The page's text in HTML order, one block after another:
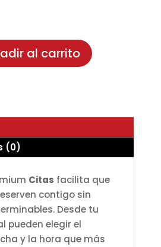
al carrito
(0)
Citas facilita que
contigo sin
Desde tu
pueden elegir el
y la hora que más